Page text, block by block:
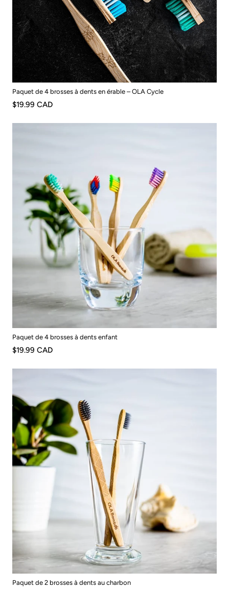
Paquet de 4 brosses à dents en érable – OLA Cycle
$19.99 CAD
Paquet de 4 brosses à dents enfant
$19.99 CAD
Paquet de 2 brosses à dents au charbon